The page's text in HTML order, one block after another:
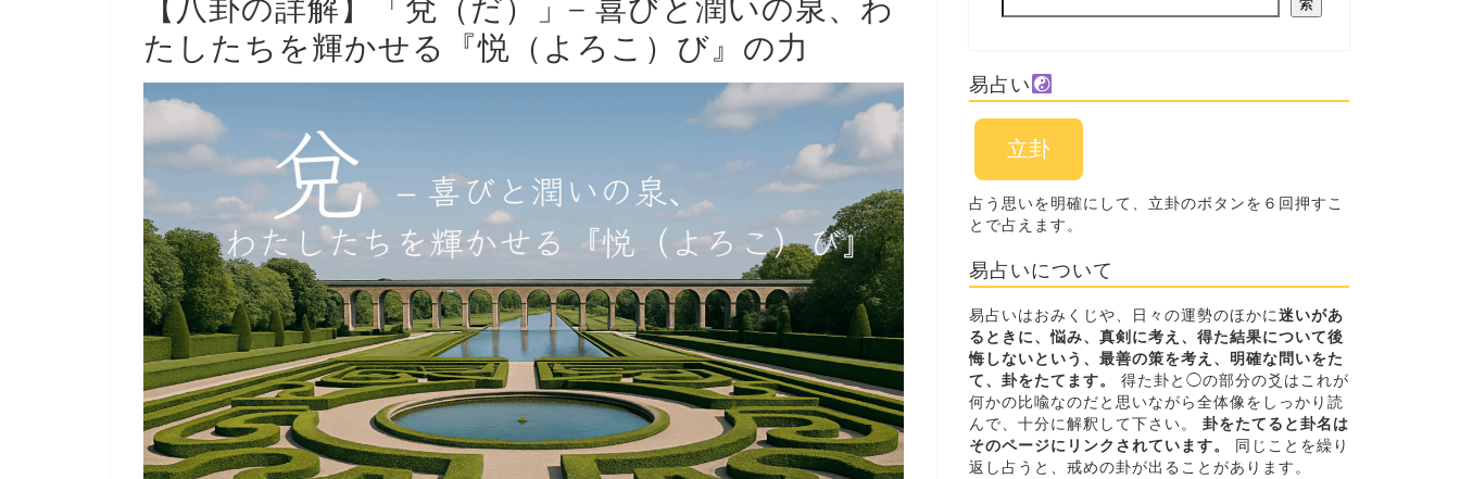
たしたちを輝かせる『悦（よろこ）び』の力
索
易占い
立卦
占う思いを明確にして、立卦のボタンを６回押すこ
とで占えます。
易占いについて
易占いはおみくじや、日々の運勢のほかに迷いがあ
るときに、悩み、真剣に考え、得た結果について後
悔しないという、最善の策を考え、明確な問いをた
て、卦をたてます。
得た卦と◯の部分の爻はこれが
何かの比喩なのだと思いながら全体像をしっかり読
んで、十分に解釈して下さい。 卦をたてると卦名は
そのページにリンクされています。
同じことを繰り
返し占うと、戒めの卦が出ることがあります。